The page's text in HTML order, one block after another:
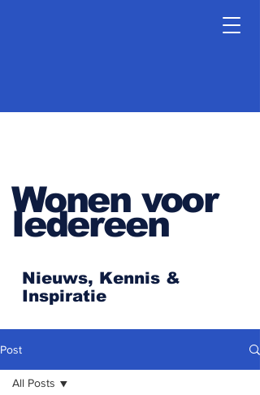
Wonen voor
Iedereen
Nieuws, Kennis &
Inspiratie
Post
All Posts